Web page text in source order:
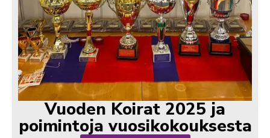
Vuoden Koirat 2025 ja
poimintoja vuosikokouksesta